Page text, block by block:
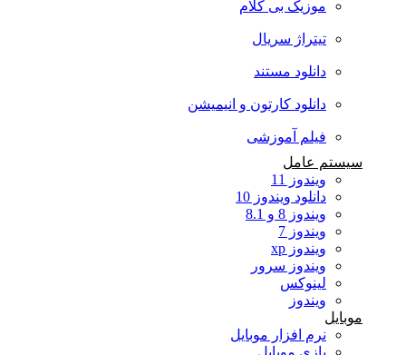
موزیک بی کلام
تیتراژ سریال
دانلود مستند
دانلود کارتون و انیمیشن
فیلم آموزشی
سیستم عامل
ویندوز 11
دانلود ویندوز 10
ویندوز 8 و 8.1
ویندوز 7
ویندوز xp
ویندوز سرور
لینوکس
ویندوز
موبایل
نرم افزار موبایل
بازی موبایل